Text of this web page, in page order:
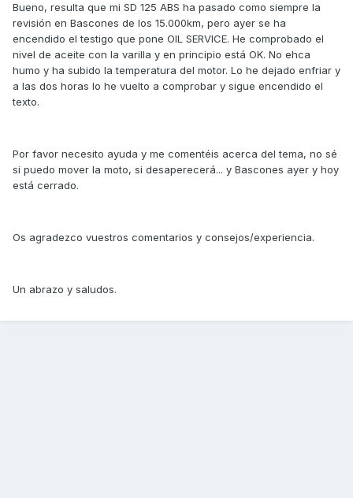
Bueno, resulta que mi SD 125 ABS ha pasado como siempre la
revisión en Bascones de los 15.000km, pero ayer se ha
encendido el testigo que pone OIL SERVICE. He comprobado el
nivel de aceite con la varilla y en principio está OK. No ehca
humo y ha subido la temperatura del motor. Lo he dejado enfriar y
a las dos horas lo he vuelto a comprobar y sigue encendido el
texto.
Por favor necesito ayuda y me comentéis acerca del tema, no sé
si puedo mover la moto, si desaperecerá... y Bascones ayer y hoy
está cerrado.
Os agradezco vuestros comentarios y consejos/experiencia.
Un abrazo y saludos.